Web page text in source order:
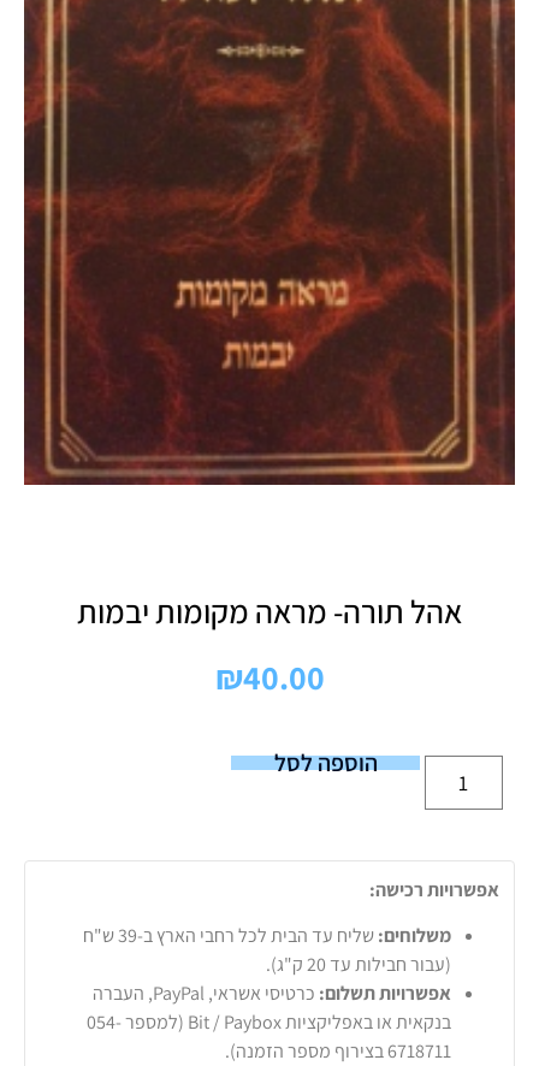
אהל תורה- מראה מקומות יבמות
₪40.00
הוספה לסל
אפשרויות רכישה:
משלוחים:
שליח עד הבית לכל רחבי הארץ ב-39 ש"ח
(עבור חבילות עד 20 ק"ג).
אפשרויות תשלום:
כרטיסי אשראי, PayPal, העברה
בנקאית או באפליקציות Bit / Paybox (למספר 054-
6718711 בצירוף מספר הזמנה).